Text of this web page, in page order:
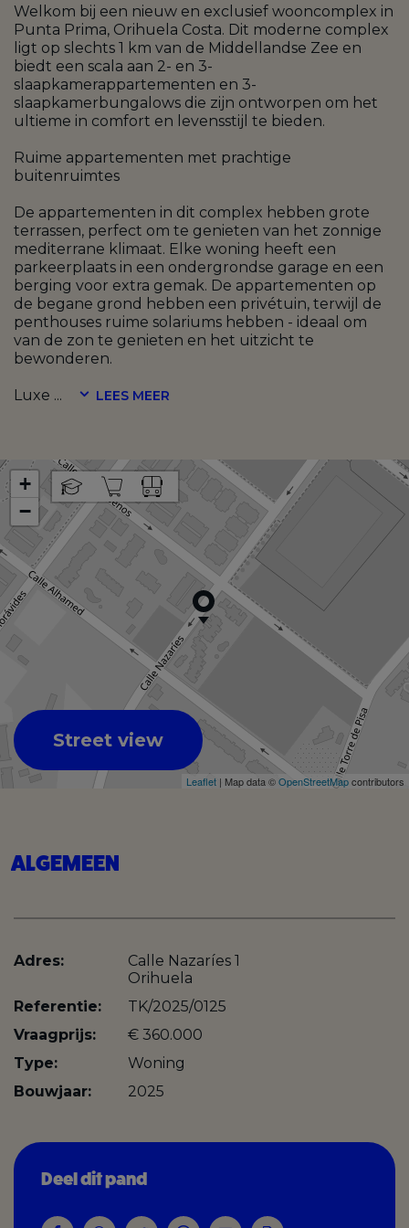
Welkom bij een nieuw en exclusief wooncomplex in
Punta Prima, Orihuela Costa. Dit moderne complex
ligt op slechts 1 km van de Middellandse Zee en
biedt een scala aan 2- en 3-
slaapkamerappartementen en 3-
slaapkamerbungalows die zijn ontworpen om het
ultieme in comfort en levensstijl te bieden.
Ruime appartementen met prachtige
buitenruimtes
De appartementen in dit complex hebben grote
terrassen, perfect om te genieten van het zonnige
mediterrane klimaat. Elke woning heeft een
parkeerplaats in een ondergrondse garage en een
berging voor extra gemak. De appartementen op
de begane grond hebben een privétuin, terwijl de
penthouses ruime solariums hebben - ideaal om
van de zon te genieten en het uitzicht te
bewonderen.
Luxe ... LEES MEER
+
−
Leaflet | Map data ©OpenStreetMapcontributors
Street view
ALGEMEEN
Adres:
Calle Nazaríes 1
Orihuela
Referentie:
TK/2025/0125
Vraagprijs:
€ 360.000
Type:
Woning
Bouwjaar:
2025
Deel dit pand